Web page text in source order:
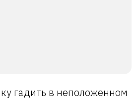
гадить в неположенном